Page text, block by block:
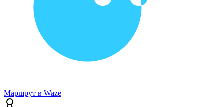
Маршрут в Waze